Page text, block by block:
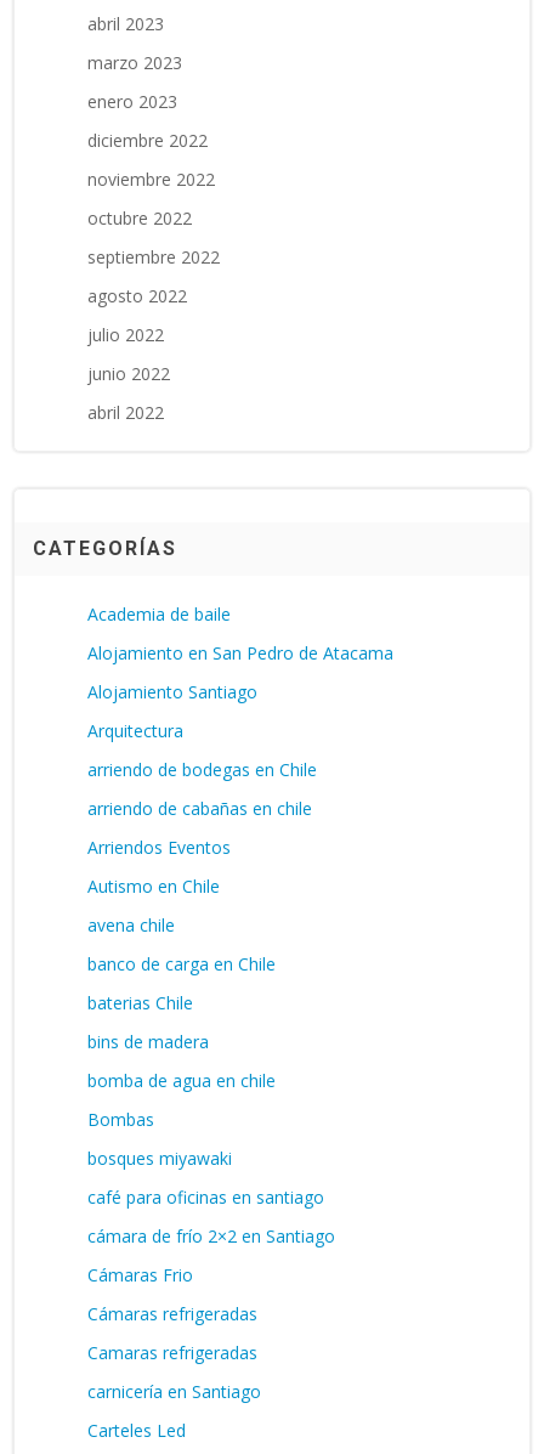
abril 2023
marzo 2023
enero 2023
diciembre 2022
noviembre 2022
octubre 2022
septiembre 2022
agosto 2022
julio 2022
junio 2022
abril 2022
CATEGORÍAS
Academia de baile
Alojamiento en San Pedro de Atacama
Alojamiento Santiago
Arquitectura
arriendo de bodegas en Chile
arriendo de cabañas en chile
Arriendos Eventos
Autismo en Chile
avena chile
banco de carga en Chile
baterias Chile
bins de madera
bomba de agua en chile
Bombas
bosques miyawaki
café para oficinas en santiago
cámara de frío 2×2 en Santiago
Cámaras Frio
Cámaras refrigeradas
Camaras refrigeradas
carnicería en Santiago
Carteles Led